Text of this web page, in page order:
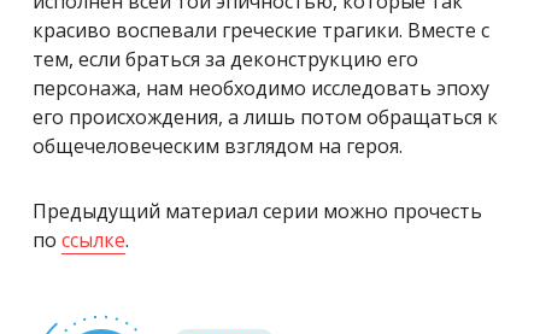
красиво воспевали греческие трагики. Вместе с
тем, если браться за деконструкцию его
персонажа, нам необходимо исследовать эпоху
его происхождения, а лишь потом обращаться к
общечеловеческим взглядом на героя.
Предыдущий материал серии можно прочесть
по ссылке.